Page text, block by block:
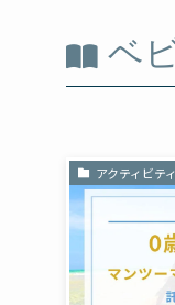
ベ
アクティビテ